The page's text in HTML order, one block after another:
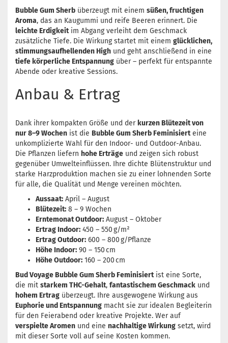
Bubble Gum Sherb überzeugt mit einem süßen, fruchtigen
Aroma, das an Kaugummi und reife Beeren erinnert. Die
leichte Erdigkeitim Abgang verleiht dem Geschmack
zusätzliche Tiefe. Die Wirkung startet mit einem glücklichen,
stimmungsaufhellenden High und geht anschließend in eine
tiefe körperliche Entspannung über – perfekt für entspannte
Abende oder kreative Sessions.
Anbau & Ertrag
Dank ihrer kompakten Größe und der kurzen Blütezeit von
nur 8–9 Wochen ist die Bubble Gum Sherb Feminisierteine
unkomplizierte Wahl für den Indoor- und Outdoor-Anbau.
Die Pflanzen liefern hohe Erträge und zeigen sich robust
gegenüber Umwelteinflüssen. Ihre dichte Blütenstruktur und
starke Harzproduktion machen sie zu einer lohnenden Sorte
für alle, die Qualität und Menge vereinen möchten.
Aussaat: April – August
Blütezeit: 8 – 9 Wochen
Erntemonat Outdoor: August – Oktober
Ertrag Indoor: 450 – 550 g/m²
Ertrag Outdoor: 600 – 800 g/Pflanze
Höhe Indoor: 90 – 150 cm
Höhe Outdoor: 160 – 200 cm
Bud Voyage Bubble Gum Sherb Feminisiertist eine Sorte,
die mit starkem THC-Gehalt, fantastischem Geschmack und
hohem Ertrag überzeugt. Ihre ausgewogene Wirkung aus
Euphorie und Entspannung macht sie zur idealen Begleiterin
für den Feierabend oder kreative Projekte. Wer auf
verspielte Aromen und eine nachhaltige Wirkung setzt, wird
mit dieser Sorte voll auf seine Kosten kommen.